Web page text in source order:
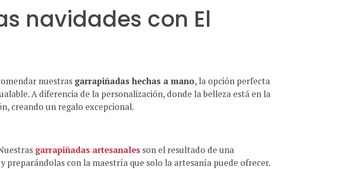
navidades con El
nuestras garrapiñadas hechas a mano, la opción perfecta
A diferencia de la personalización, donde la belleza está en la
creando un regalo excepcional.
garrapiñadas artesanales son el resultado de una
preparándolas con la maestría que solo la artesanía puede ofrecer.